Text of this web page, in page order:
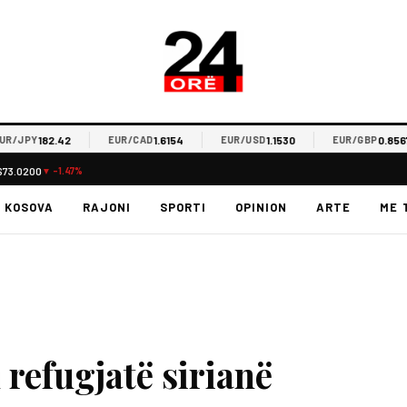
JPY182.42 EUR/CAD1.6154 EUR/USD1.1530 EUR/GBP0.8567
▼ -1.47%
KOSOVA RAJONI SPORTI OPINION ARTE ME
sirianë